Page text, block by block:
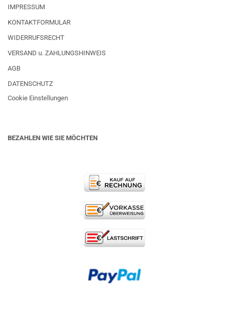
IMPRESSUM
KONTAKTFORMULAR
WIDERRUFSRECHT
VERSAND u. ZAHLUNGSHINWEIS
AGB
DATENSCHUTZ
Cookie Einstellungen
BEZAHLEN WIE SIE MÖCHTEN